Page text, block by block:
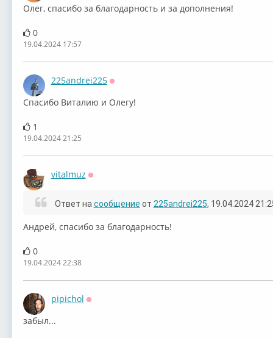
Олег, спасибо за благодарность и за дополнения!
0
19.04.2024 17:57
225andrei225
Спасибо Виталию и Олегу!
1
19.04.2024 21:25
vitalmuz
Ответ на сообщение от 225andrei225, 19.04.2024
Андрей, спасибо за благодарность!
0
19.04.2024 22:38
pipichol
забыл...